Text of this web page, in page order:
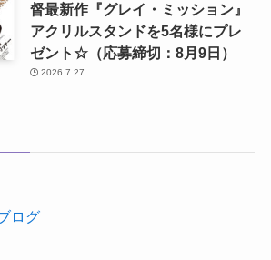
督最新作『グレイ・ミッション』
アクリルスタンドを5名様にプレ
ゼント☆（応募締切：8月9日）
2026.7.27
ログ